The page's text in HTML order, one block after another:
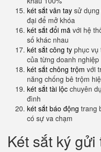
két sắt vân tay sử
đại để mở khóa
két sắt đổi mã với hệ
số khác nhau
két sắt công ty phục vụ
của từng doanh nghiệp
két sắt chông trộm với
năng chống bê trộm
két sắt tài lộc chuyên
đình
két sắt báo động trang
có sự va chạm
Két sắt ký